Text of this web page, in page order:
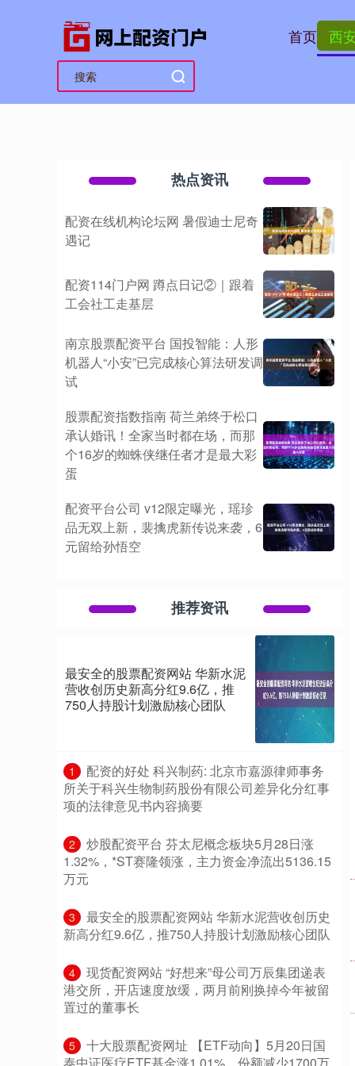
首页 西
热点资讯
配资在线机构论坛网 暑假迪士尼奇
遇记
配资114门户网 蹲点日记②｜跟着
工会社工走基层
南京股票配资平台 国投智能：人形
机器人“小安”已完成核心算法研发调
试
股票配资指数指南 荷兰弟终于松口
承认婚讯！全家当时都在场，而那
个16岁的蜘蛛侠继任者才是最大彩
蛋
配资平台公司 v12限定曝光，瑶珍
品无双上新，裴擒虎新传说来袭，6
元留给孙悟空
推荐资讯
最安全的股票配资网站 华新水泥
营收创历史新高分红9.6亿，推
750人持股计划激励核心团队
1
​配资的好处 科兴制药: 北京市嘉源律师事务
所关于科兴生物制药股份有限公司差异化分红事
项的法律意见书内容摘要
2
​炒股配资平台 芬太尼概念板块5月28日涨
1.32%，*ST赛隆领涨，主力资金净流出5136.15
万元
3
​最安全的股票配资网站 华新水泥营收创历史
新高分红9.6亿，推750人持股计划激励核心团队
4
​现货配资网站 “好想来”母公司万辰集团递表
港交所，开店速度放缓，两月前刚换掉今年被留
置过的董事长
5
​十大股票配资网址 【ETF动向】5月20日国